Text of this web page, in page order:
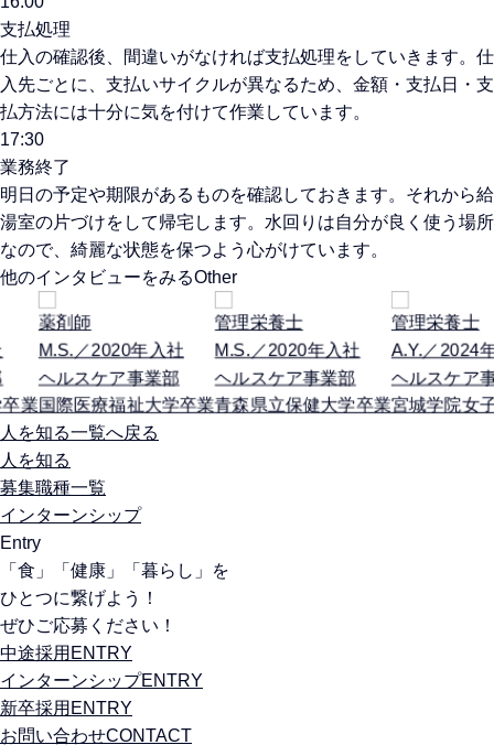
支払処理
仕入の確認後、間違いがなければ支払処理をしていきます。仕
入先ごとに、支払いサイクルが異なるため、金額・支払日・支
払方法には十分に気を付けて作業しています。
17:30
業務終了
明日の予定や期限があるものを確認しておきます。それから給
湯室の片づけをして帰宅します。水回りは自分が良く使う場所
なので、綺麗な状態を保つよう心がけています。
他のインタビューをみるOther
／2020年入社
スケア事業部
医療福祉大学卒業
管理栄養士
M.S.／2020年入社
ヘルスケア事業部
青森県立保健大学卒業
管理栄養士
A.Y.／2024年入社
ヘルスケア事業部
宮城学院女子大学
人を知る一覧へ戻る
人を知る
募集職種一覧
インターンシップ
Entry
「食」「健康」「暮らし」を
ひとつに繋げよう！
ぜひご応募ください！
中途採用 ENTRY
インターンシップENTRY
新卒採用 ENTRY
お問い合わせCONTACT